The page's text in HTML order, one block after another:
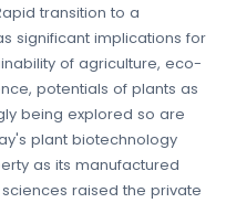
transition to a
significant implications for
of agriculture, eco-
potentials of plants as
being explored so are
plant biotechnology
as its manufactured
raised the private